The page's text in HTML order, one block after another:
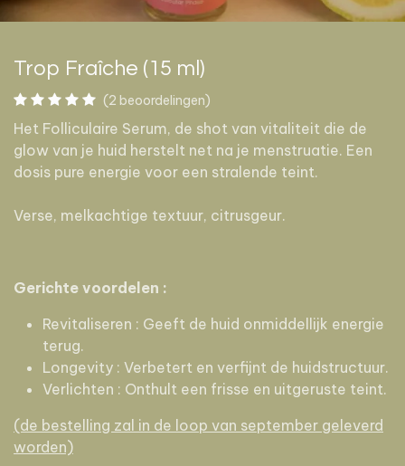
Trop Fraîche (15 ml)
(2 beoordelingen)
Het Folliculaire Serum, de shot van vitaliteit die de
glow van je huid herstelt net na je menstruatie. Een
dosis pure energie voor een stralende teint.
Verse, melkachtige textuur, citrusgeur.
Gerichte voordelen :
Revitaliseren : Geeft de huid onmiddellijk energie
terug.
Longevity : Verbetert en verfijnt de huidstructuur.
Verlichten : Onthult een frisse en uitgeruste teint.
(de bestelling zal in de loop van september geleverd
worden)